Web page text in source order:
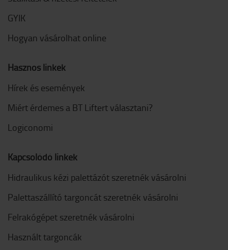
GYIK
Hogyan vásárolhat online
Hasznos linkek
Hírek és események
Miért érdemes a BT Liftert választani?
Logiconomi
Kapcsolódó linkek
Hidraulikus kézi palettázót szeretnék vásárolni
Palettaszállító targoncát szeretnék vásárolni
Felrakógépet szeretnék vásárolni
Használt targoncák